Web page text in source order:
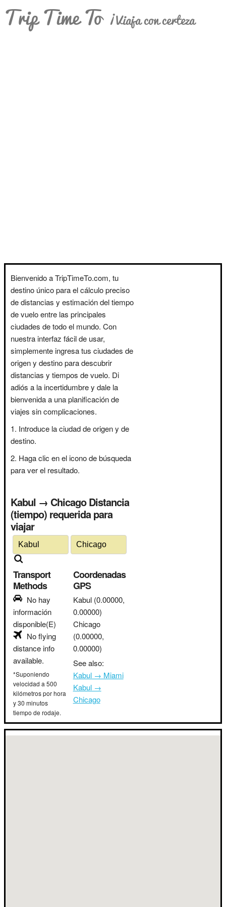
Trip Time To ¡Viaja con certeza
Bienvenido a TripTimeTo.com, tu
destino único para el cálculo preciso
de distancias y estimación del tiempo
de vuelo entre las principales
ciudades de todo el mundo. Con
nuestra interfaz fácil de usar,
simplemente ingresa tus ciudades de
origen y destino para descubrir
distancias y tiempos de vuelo. Di
adiós a la incertidumbre y dale la
bienvenida a una planificación de
viajes sin complicaciones.
Introduce la ciudad de origen y de
destino.
Haga clic en el icono de búsqueda
para ver el resultado.
Kabul → Chicago Distancia
(tiempo) requerida para
viajar
Transport
Methods
No hay
información
disponible(E)
No flying
distance info
available.
*Suponiendo
velocidad a 500
kilómetros por hora
y 30 minutos
tiempo de rodaje.
Coordenadas
GPS
Kabul (0.00000,
0.00000)
Chicago
(0.00000,
0.00000)
See also:
Kabul → Miami
Kabul →
Chicago